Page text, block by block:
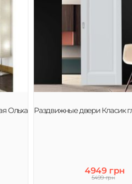
Ольха Раздвижные двери Класик
4949 грн
5499 грн